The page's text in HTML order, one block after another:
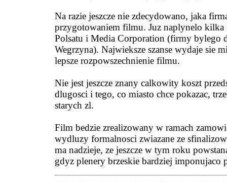
Na razie jeszcze nie zdecydowano, jaka
przygotowaniem filmu. Juz naplynelo
Polsatu i Media Corporation (firmy bylego
Wegrzyna). Najwieksze szanse wydaje sie
lepsze rozpowszechnienie filmu.
Nie jest jeszcze znany calkowity koszt
dlugosci i tego, co miasto chce pokazac,
starych zl.
Film bedzie zrealizowany w ramach
wydluzy formalnosci zwiazane ze
ma nadzieje, ze jeszcze w tym roku
gdyz plenery brzeskie bardziej imponujaco